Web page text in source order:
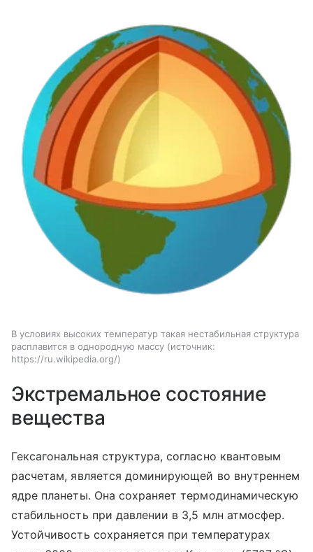
В условиях высоких температур такая нестабильная структура
расплавится в однородную массу
источник:
https://ru.wikipedia.org/
Экстремальное состояние
вещества
Гексагональная структура, согласно квантовым
расчетам, является доминирующей во внутреннем
ядре планеты. Она сохраняет термодинамическую
стабильность при давлении в 3,5 млн атмосфер.
Устойчивость сохраняется при температурах